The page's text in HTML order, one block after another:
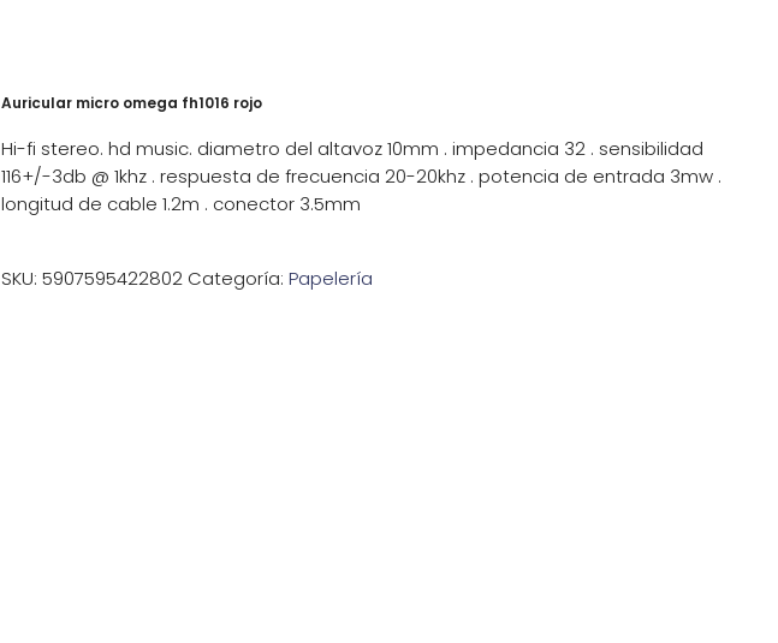
Auricular micro omega fh1016 rojo
Hi-fi stereo. hd music. diametro del altavoz 10mm . impedancia 32 . sensibilidad
116+/-3db @ 1khz . respuesta de frecuencia 20-20khz . potencia de entrada 3mw .
longitud de cable 1.2m . conector 3.5mm
SKU: 5907595422802 Categoría: Papelería